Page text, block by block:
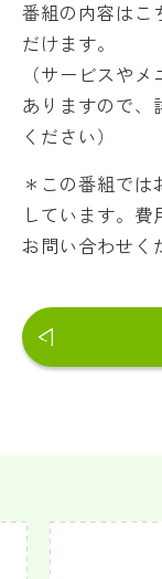
番組の内容はこ
だけます。
（サービスや
ありますので、
ください）
＊この番組では
しています。
お問い合わせく